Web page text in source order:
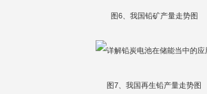
图6、我国铅矿产量走势图
图7、我国再生铅产量走势图